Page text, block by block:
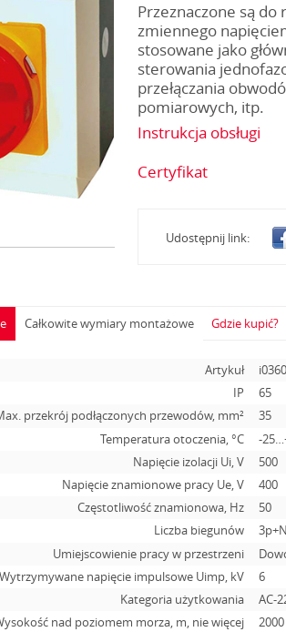
Przeznaczone są do
zmiennego
stosowane jako
sterowania
przełączania
pomiarowych, itp.
Instrukcja obsługi
Certyfikat
Udostępnij link:
Artykuł
IP
65
przekrój podłączonych przewodów, mm²
35
Temperatura otoczenia, °С
-
Napięcie izolacji Ui, V
500
Napięcie znamionowe pracy Ue, V
400
Częstotliwość znamionowa, Hz
50
Liczba biegunów
Umiejscowienie pracy w przestrzeni
Wytrzymywane napięcie impulsowe Uimp, kV
6
Kategoria użytkowania
AC-
nad poziomem morza, m, nie więcej
2000
Całkowite wymiary montażowe Gdzie kupić?